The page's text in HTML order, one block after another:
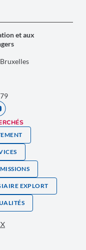
et aux
EXPLORT